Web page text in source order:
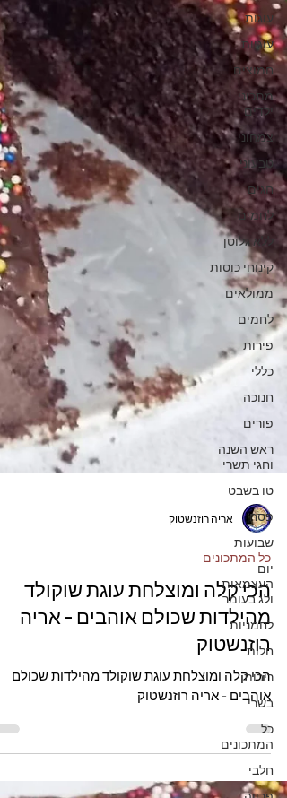
עוגות
עוגיות
חמוצים
מתכוני
ילדים
צמחוני
טבעוני
חגים
לחמים
ללא גלוטן
קינוחי כוסות
ממולאים
לחמים
פירות
כללי
חנוכה
פורים
ראש השנה
וחגי תשרי
טו בשבט
פסח
שבועות
יום
העצמאות
ולג בעומר
לחמניות
חלות
ריבות
בשרי
כל
המתכונים
חלבי
אריה רוזנשטוק
כל המתכונים
הכי קלה ומוצלחת עוגת שוקולד
מהילדות שכולם אוהבים - אריה
רוזנשטוק
אוהבים - אריה רוזנשטוק